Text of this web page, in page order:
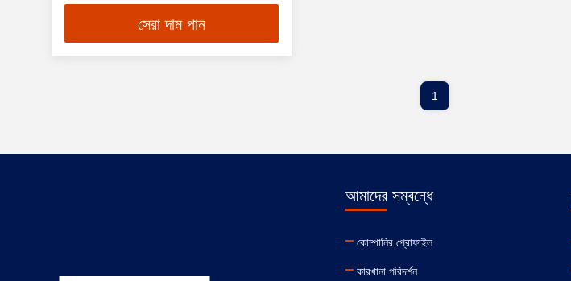
সেরা দাম পান
1
আমাদের সম্বন্ধে
কোম্পানির প্রোফাইল
কারখানা পরিদর্শন